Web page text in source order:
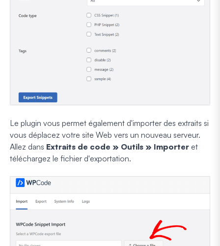
Le plugin vous permet également d'importer des extraits si
vous déplacez votre site Web vers un nouveau serveur.
Allez dans Extraits de code » Outils » Importer et
téléchargez le fichier d'exportation.